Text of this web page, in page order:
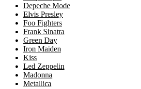
Depeche Mode
Elvis Presley
Foo Fighters
Frank Sinatra
Green Day
Iron Maiden
Kiss
Led Zeppelin
Madonna
Metallica